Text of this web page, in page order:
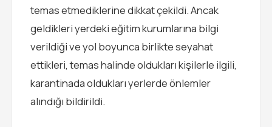
temas etmediklerine dikkat çekildi. Ancak
geldikleri yerdeki eğitim kurumlarına bilgi
verildiği ve yol boyunca birlikte seyahat
ettikleri, temas halinde oldukları kişilerle ilgili,
karantinada oldukları yerlerde önlemler
alındığı bildirildi.